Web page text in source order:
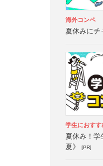
海外コンペ
夏休みにチ
学生におすす
夏休み！学
夏》
[PR]